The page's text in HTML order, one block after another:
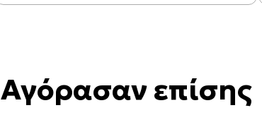
Αγόρασαν επίσης